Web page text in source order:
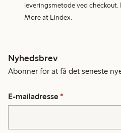
leveringsmetode ved
More at Lindex.
Nyhedsbrev
Abonner for at få det seneste
E-mailadresse *